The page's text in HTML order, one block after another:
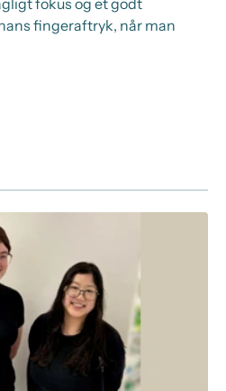
fokus og et godt
fingeraftryk, når man